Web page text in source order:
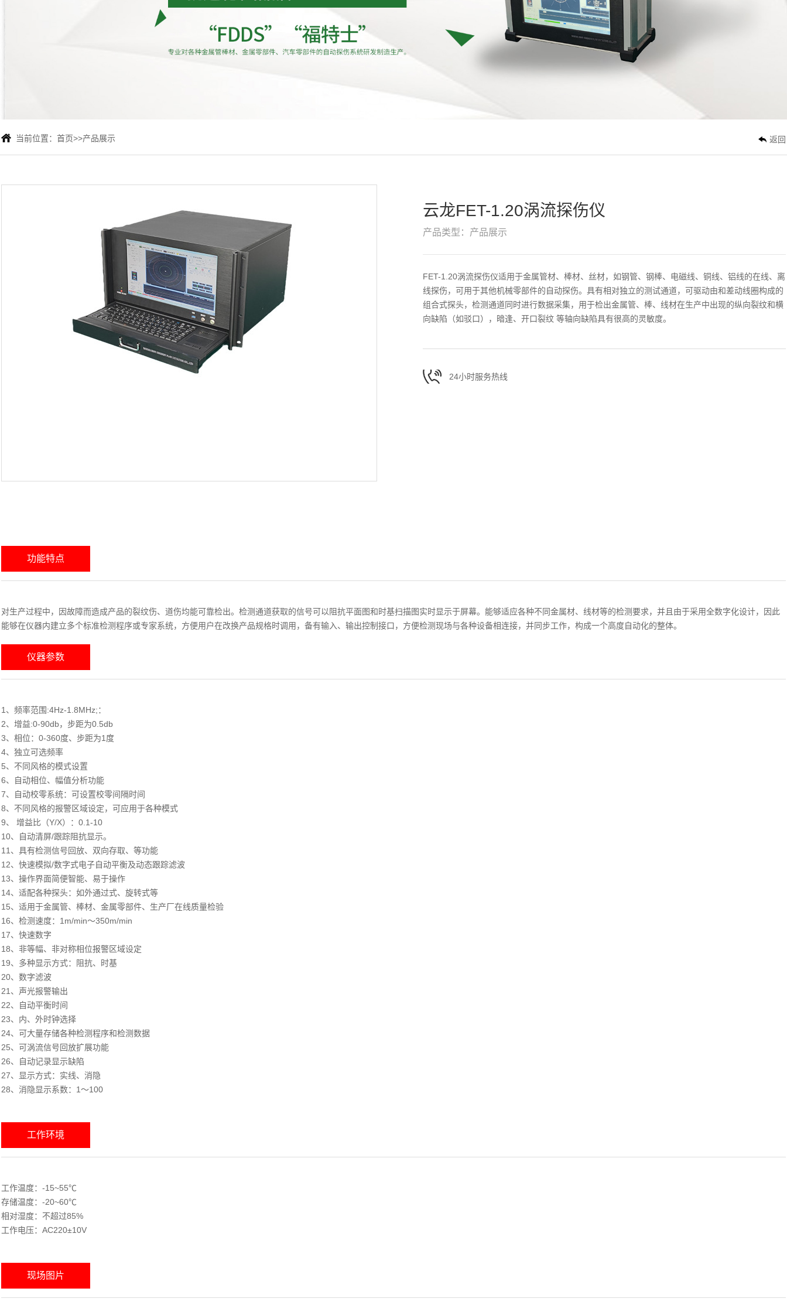
返回
当前位置： 首页>>产品展示
云龙FET-1.20涡流探伤仪
产品类型：产品展示
FET-1.20涡流探伤仪适用于金属管材、棒材、丝材，如钢管、钢棒、电磁线、铜线、铝线的在线、离
线探伤，可用于其他机械零部件的自动探伤。具有相对独立的测试通道，可驱动由和差动线圈构成的
组合式探头，检测通道同时进行数据采集，用于检出金属管、棒、线材在生产中出现的纵向裂纹和横
向缺陷（如驳口），暗逢、开口裂纹 等轴向缺陷具有很高的灵敏度。
24小时服务热线
功能特点
对生产过程中，因故障而造成产品的裂纹伤、道伤均能可靠检出。检测通道获取的信号可以阻抗平面图和时基扫描图实时显示于屏幕。能够适应各种不同金属材、线材等的检测要求，并且由于采用全数字化设计，因此
能够在仪器内建立多个标准检测程序或专家系统，方便用户在改换产品规格时调用，备有输入、输出控制接口，方便检测现场与各种设备相连接，并同步工作，构成一个高度自动化的整体。
仪器参数
1、频率范围:4Hz-1.8MHz;：
2、增益:0-90db，步距为0.5db
3、相位：0-360度、步距为1度
4、独立可选频率
5、不同风格的模式设置
6、自动相位、幅值分析功能
7、自动校零系统：可设置校零间隔时间
8、不同风格的报警区域设定，可应用于各种模式
9、 增益比（Y/X）：0.1-10
10、自动清屏/跟踪阻抗显示。
11、具有检测信号回放、双向存取、等功能
12、快速模拟/数字式电子自动平衡及动态跟踪滤波
13、操作界面简便智能、易于操作
14、适配各种探头：如外通过式、旋转式等
15、适用于金属管、棒材、金属零部件、生产厂在线质量检验
16、检测速度：1m/min～350m/min
17、快速数字
18、非等幅、非对称相位报警区域设定
19、多种显示方式：阻抗、时基
20、数字滤波
21、声光报警输出
22、自动平衡时间
23、内、外时钟选择
24、可大量存储各种检测程序和检测数据
25、可涡流信号回放扩展功能
26、自动记录显示缺陷
27、显示方式：实线、消隐
28、消隐显示系数：1～100
工作环境
工作温度：-15~55℃
存储温度：-20~60℃
相对湿度：不超过85%
工作电压：AC220±10V
现场图片